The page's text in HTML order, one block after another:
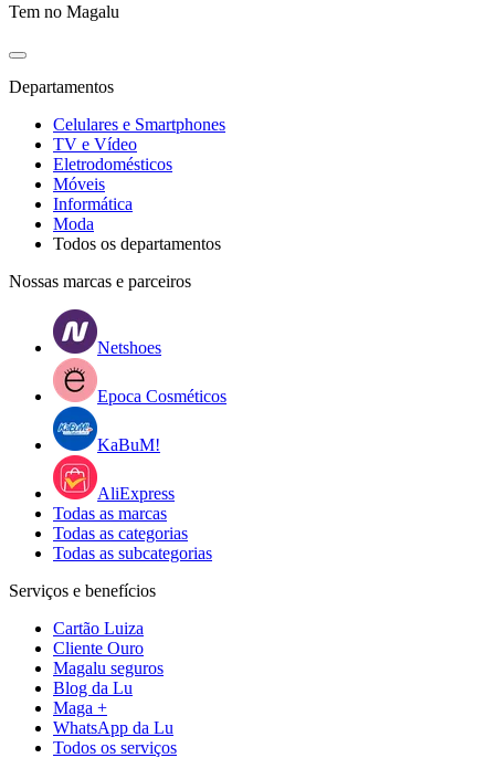
Tem no Magalu
Departamentos
Celulares e Smartphones
TV e Vídeo
Eletrodomésticos
Móveis
Informática
Moda
Todos os departamentos
Nossas marcas e parceiros
Netshoes
Epoca Cosméticos
KaBuM!
AliExpress
Todas as marcas
Todas as categorias
Todas as subcategorias
Serviços e benefícios
Cartão Luiza
Cliente Ouro
Magalu seguros
Blog da Lu
Maga +
WhatsApp da Lu
Todos os serviços